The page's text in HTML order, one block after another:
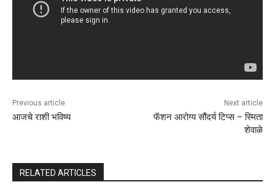
Previous article
आजचे राशी भविष्य
Next article
फॅशन आरोग्य सौंदर्य टिप्स – स्मिता
शेवाळे
RELATED ARTICLES